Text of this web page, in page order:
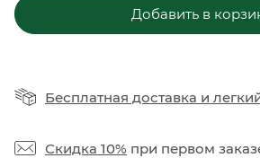
Добавить в
Бесплатная доставка и
Скидка 10% при первом